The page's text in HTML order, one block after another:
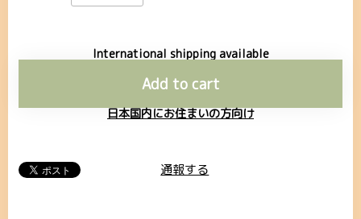
International shipping available
Add to cart
日本国内にお住まいの方向け
通報する